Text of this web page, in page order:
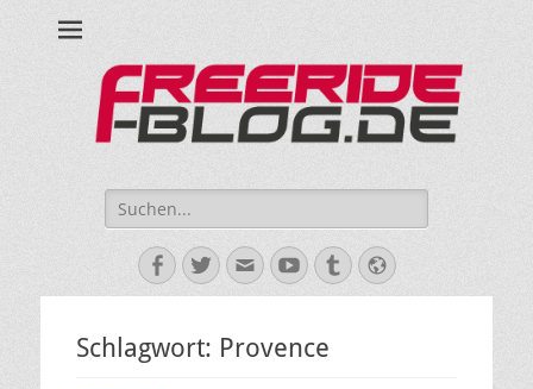
Suche
nach:
Facebook
Twitter
E-
Mail
YouTube
TumblrWebsite
Schlagwort: Provence